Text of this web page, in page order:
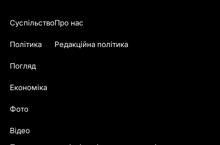
Суспільство
Політика
Погляд
Економіка
Фото
Відео
Про нас
Редакційна політика